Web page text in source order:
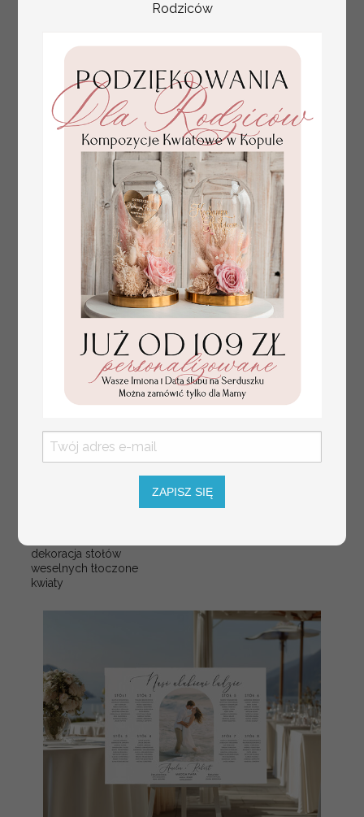
ślubne wizytówki winietki
lub srebrne napisy
tłoczone kwiaty na
winietkach ślubnych
3.00 PLN
eleganckie numerki na
dekoracja stołów
weselnych tłoczone
kwiaty
10 PLN
Rodziców
ZAPISZ SIĘ